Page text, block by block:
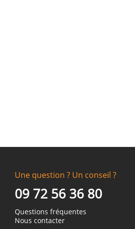
Une question ? Un conseil ?
09 72 56 36 80
Questions fréquentes
Nous contacter